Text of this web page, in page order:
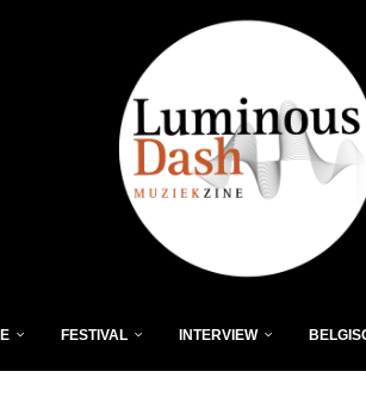
FESTIVAL INTERVIEW